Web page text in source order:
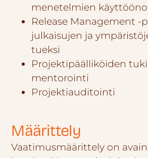
menetelmien
Release Management -
julkaisujen ja
tueksi
Projektipäälliköiden
mentorointi
Projektiauditointi
Määrittely
Vaatimusmäärittely on